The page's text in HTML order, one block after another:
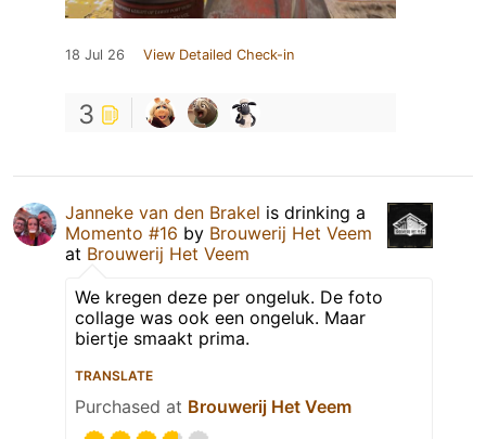
18 Jul 26 View Detailed Check-in
3
Janneke van den Brakel is drinking a
Momento #16 by Brouwerij Het Veem
at Brouwerij Het Veem
We kregen deze per ongeluk. De foto
collage was ook een ongeluk. Maar
biertje smaakt prima.
TRANSLATE
Purchased at Brouwerij Het Veem